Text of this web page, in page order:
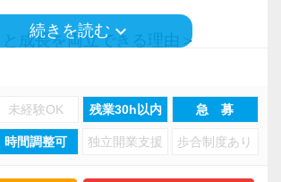
に相談しやすく、風通しの良い職
ます。
活かして成長したい方
ップ志向のある方
成長を両立できる理由＞
務負担を軽減
案業務に集中可能
続など専門性の高い案件あり
続きを読むkeyboard_arrow_down
未経験OK 残業30h以内 急 募
時間調整可 独立開業支援 歩合制度あり